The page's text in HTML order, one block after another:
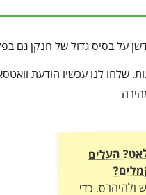
שלחו לנו עכשיו הודעת
העלים
ולהיהרס. כדי
יבול עשיר
לו את